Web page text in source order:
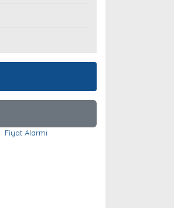
Fiyat Alarmı